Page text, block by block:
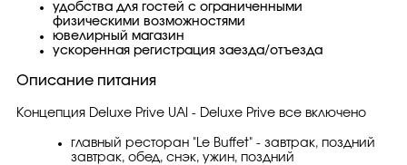
удобства для гостей с ограниченными
физическими возможностями
ювелирный магазин
ускоренная регистрация заезда/отъезда
Описание питания
Концепция Deluxe Prive UAI - Deluxe Prive все включено
главный ресторан "Le Buffet" - завтрак, поздний
завтрак, обед, снэк, ужин, поздний